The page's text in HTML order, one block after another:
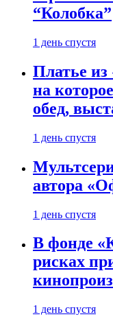
“Колобка”
1 день спустя
Платье из
на
обед,
1 день спустя
автора
1 день спустя
В фонде
рисках
1 день спустя